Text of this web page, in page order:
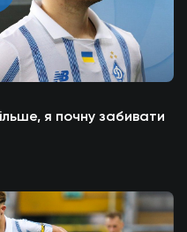
я почну забивати